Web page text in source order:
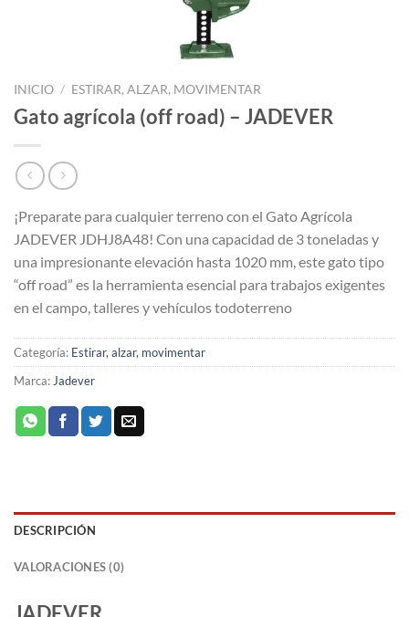
INICIO / ESTIRAR, ALZAR, MOVIMENTAR
Gato agrícola (off road) – JADEVER
¡Preparate para cualquier terreno con el Gato Agrícola
JADEVER JDHJ8A48! Con una capacidad de 3 toneladas y
una impresionante elevación hasta 1020 mm, este gato tipo
“off road” es la herramienta esencial para trabajos exigentes
en el campo, talleres y vehículos todoterreno
Categoría: Estirar, alzar, movimentar
Marca:Jadever
DESCRIPCIÓN
VALORACIONES (0)